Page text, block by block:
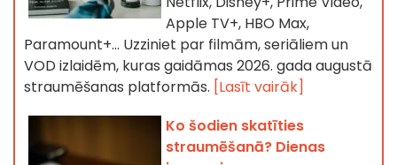
Apple TV+, HBO Max,
Paramount+… Uzziniet par filmām, seriāliem un
VOD izlaidēm, kuras gaidāmas 2026. gada augustā
straumēšanas platformās. [Lasīt vairāk]
Ko šodien skatīties
straumēšanā? Dienas